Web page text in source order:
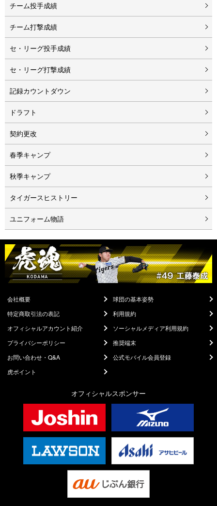
チーム投手成績
チーム打撃成績
セ・リーグ投手成績
セ・リーグ打撃成績
記録カウントダウン
ドラフト
契約更改
春季キャンプ
秋季キャンプ
タイガースヒストリー
ユニフォーム物語
会社概要
球団の基本姿勢
特定商取引法の表記
利用規約
オフィシャルアカウント紹介
ソーシャルメディア利用規約
プライバシーポリシー
推奨端末
お問い合わせ・Q&A
公式モバイル会員登録
虎ポイント
オフィシャルスポンサー